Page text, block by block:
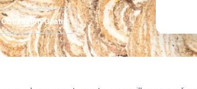
Cotización Gratis